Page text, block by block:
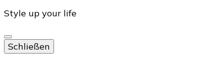
Style up your life
Schließen